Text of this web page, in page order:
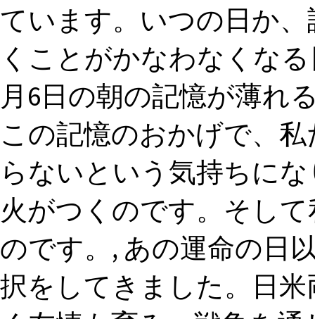
ています。いつの日か
くことがかなわなくな
月6日の朝の記憶が薄れ
この記憶のおかげで、
らないという気持ちに
火がつくのです。そし
のです。, あの運命の日
択をしてきました。日